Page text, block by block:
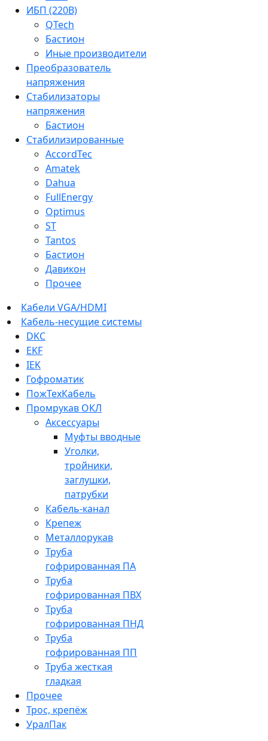
ИБП (220В)
QTech
Бастион
Иные производители
Преобразователь
напряжения
Стабилизаторы
напряжения
Бастион
Стабилизированные
AccordTec
Amatek
Dahua
FullEnergy
Optimus
ST
Tantos
Бастион
Давикон
Прочее
Кабели VGA/HDMI
Кабель-несущие системы
DKC
EKF
IEK
Гофроматик
ПожТехКабель
Промрукав ОКЛ
Аксессуары
Муфты вводные
Уголки,
тройники,
заглушки,
патрубки
Кабель-канал
Крепеж
Металлорукав
Труба
гофрированная ПА
Труба
гофрированная ПВХ
Труба
гофрированная ПНД
Труба
гофрированная ПП
Труба жесткая
гладкая
Прочее
Трос, крепёж
УралПак